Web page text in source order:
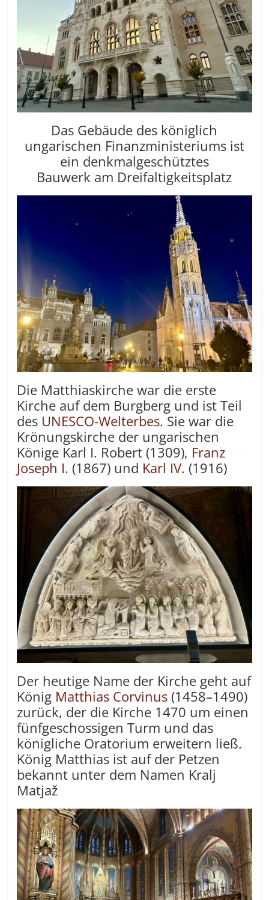
Das Gebäude des königlich
ungarischen Finanzministeriums ist
ein denkmalgeschütztes
Bauwerk am Dreifaltigkeitsplatz
Die Matthiaskirche war die erste
Kirche auf dem Burgberg und ist Teil
des UNESCO-Welterbes. Sie war die
Krönungskirche der ungarischen
Könige Karl I. Robert (1309), Franz
Joseph I. (1867) und Karl IV. (1916)
Der heutige Name der Kirche geht auf
König Matthias Corvinus (1458–1490)
zurück, der die Kirche 1470 um einen
fünfgeschossigen Turm und das
königliche Oratorium erweitern ließ.
König Matthias ist auf der Petzen
bekannt unter dem Namen Kralj
Matjaž